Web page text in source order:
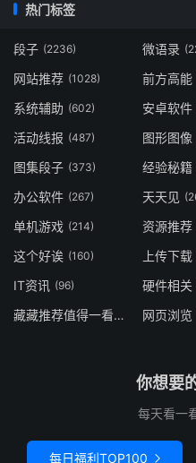
热门标签
段子 (2236) 微语录
网站推荐 (1028) 前方高能
系统辅助 (602) 安卓软件
活动线报 (487) 图形图像
图集段子 (373) 经验秘籍
办公软件 (267) 天天见
单机游戏 (214) 资源推荐
这个好诶 (160) 上传下载
IT资讯 (96) 硬件相关
藏藏推荐值得一看 网页浏览
你想要
每天看一
每日福利TOP100 